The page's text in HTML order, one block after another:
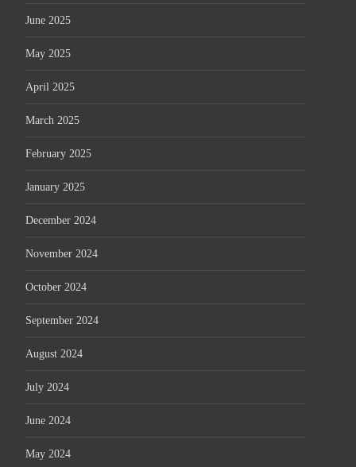
June 2025
May 2025
April 2025
March 2025
February 2025
January 2025
December 2024
November 2024
October 2024
September 2024
August 2024
July 2024
June 2024
May 2024